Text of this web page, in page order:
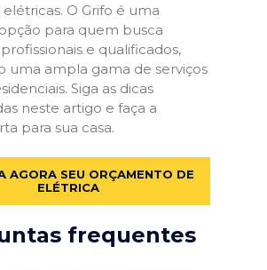
elétricas. O Grifo é uma
para quem busca
e qualificados,
uma ampla gama de serviços
Siga as dicas
neste artigo e faça a
para sua casa.
AGORA SEU ORÇAMENTO DE
ELÉTRICA
frequentes